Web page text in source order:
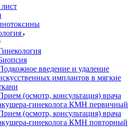
введение и удаление
имплантов в мягкие
(осмотр, консультация) врача
гинеколога КМН первичный
(осмотр, консультация) врача
гинеколога КМН повторный